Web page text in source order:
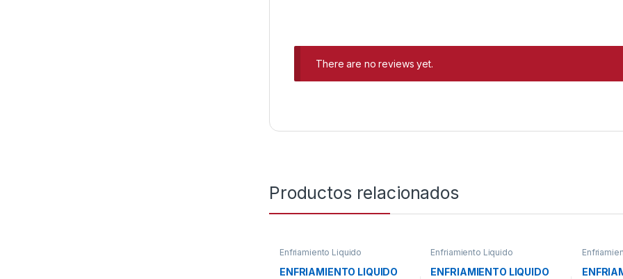
There are no reviews yet.
Productos relacionados
Enfriamiento Liquido
ENFRIAMIENTO LIQUIDO
Enfriamiento Liquido
ENFRIAMIENTO LIQUIDO